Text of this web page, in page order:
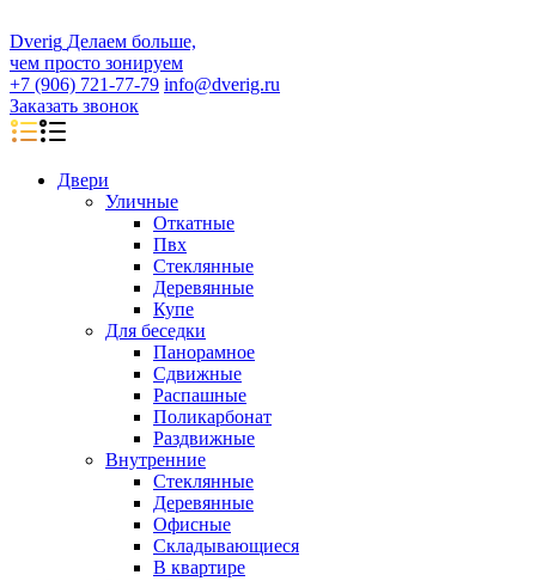
Dverig Делаем больше,
чем просто зонируем
+7 (906) 721-77-79 info@dverig.ru
Заказать звонок
Двери
Уличные
Откатные
Пвх
Стеклянные
Деревянные
Купе
Для беседки
Панорамное
Сдвижные
Распашные
Поликарбонат
Раздвижные
Внутренние
Стеклянные
Деревянные
Офисные
Складывающиеся
В квартире